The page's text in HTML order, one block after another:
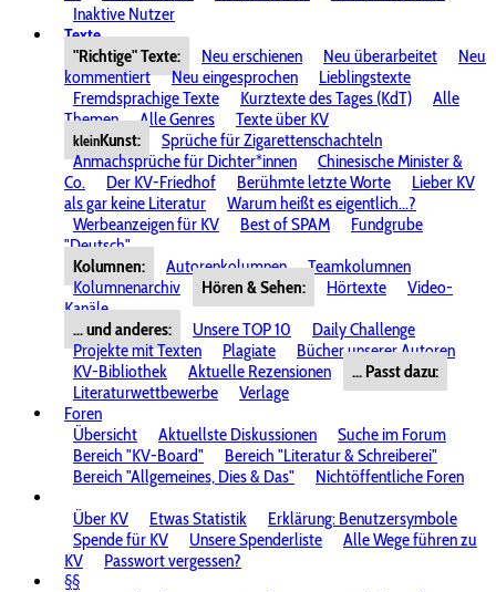
Inaktive Nutzer
Texte
"Richtige" Texte:
Neu erschienen Neu überarbeitet
Neu
kommentiert
Neu eingesprochen
Lieblingstexte
Fremdsprachige Texte
Kurztexte des Tages (KdT)
Alle
Themen
Alle Genres Texte über KV
kleinKunst:
Sprüche für Zigarettenschachteln
Anmachsprüche für Dichter*innen
Chinesische Minister &
Co.
Der KV-Friedhof Berühmte letzte Worte
Lieber KV
als gar keine Literatur
Warum heißt es eigentlich...?
Werbeanzeigen für KV
Best of SPAM
Fundgrube
"Deutsch"
Kolumnen:
Autorenkolumnen
Teamkolumnen
Kolumnenarchiv
Hören & Sehen: Hörtexte
Video-
Kanäle
... und anderes:
Unsere TOP 10
Daily Challenge
Projekte mit Texten
Plagiate
Bücher unserer Autoren
KV-Bibliothek
Aktuelle Rezensionen
... Passt dazu:
Literaturwettbewerbe
Verlage
Foren
Übersicht
Aktuellste Diskussionen
Suche im Forum
Bereich "KV-Board"
Bereich "Literatur & Schreiberei"
Bereich "Allgemeines, Dies & Das"
Nichtöffentliche Foren
Über KV
Etwas Statistik
Erklärung: Benutzersymbole
Spende für KV
Unsere Spenderliste
Alle Wege führen zu
KV
Passwort vergessen?
§§